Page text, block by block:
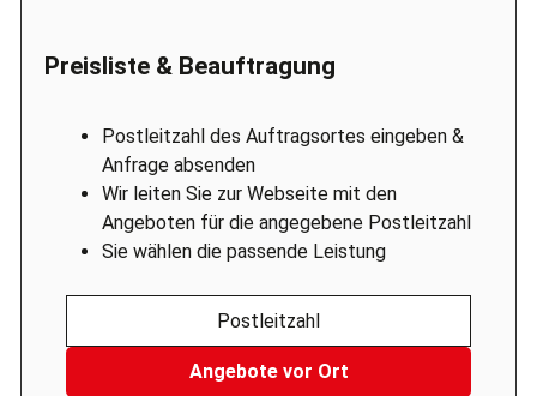
Preisliste & Beauftragung
Postleitzahl des Auftragsortes eingeben &
Anfrage absenden
Wir leiten Sie zur Webseite mit den
Angeboten für die angegebene Postleitzahl
Sie wählen die passende Leistung
Postleitzahl
Angebote vor Ort